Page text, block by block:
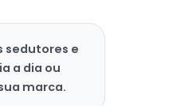
sedutores e
a dia ou
marca.